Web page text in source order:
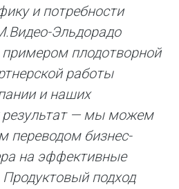
и потребности
Эльдорадо
плодотворной
работы
и наших
результат — мы можем
переводом бизнес-
на эффективные
подход